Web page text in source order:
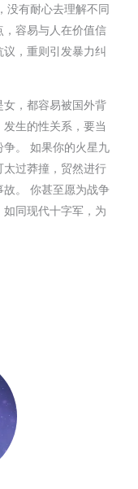
没有耐心去理解不同
容易与人在价值信
，重则引发暴力纠
，都容易被国外背
生的性关系，要当
。 如果你的火星九
过莽撞，贸然进行
。 你甚至愿为战争
同现代十字军，为